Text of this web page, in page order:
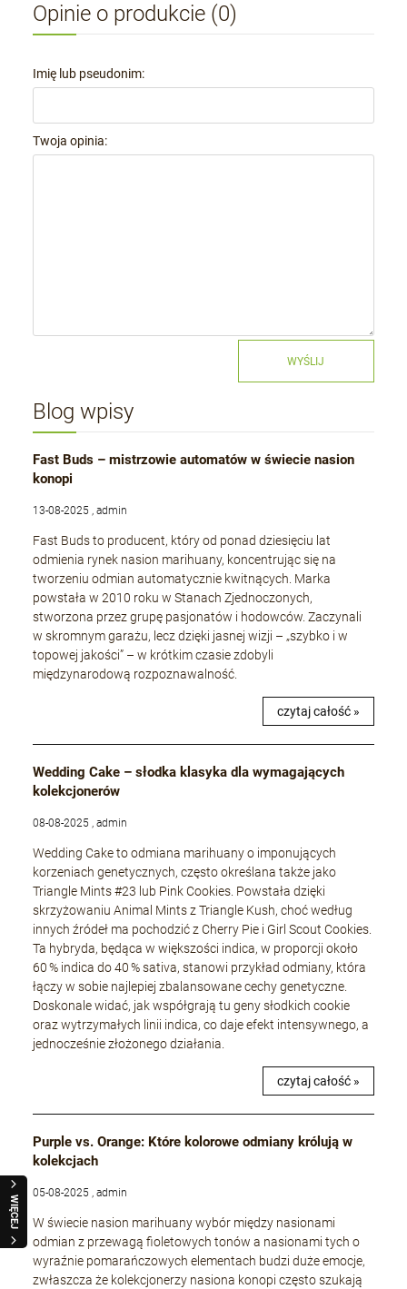
WIĘCEJ
Opinie o produkcie (0)
Imię lub pseudonim:
Twoja opinia:
WYŚLIJ
Blog wpisy
Fast Buds – mistrzowie automatów w świecie nasion
konopi
13-08-2025 , admin
Fast Buds to producent, który od ponad dziesięciu lat
odmienia rynek nasion marihuany, koncentrując się na
tworzeniu odmian automatycznie kwitnących. Marka
powstała w 2010 roku w Stanach Zjednoczonych,
stworzona przez grupę pasjonatów i hodowców. Zaczynali
w skromnym garażu, lecz dzięki jasnej wizji – „szybko i w
topowej jakości” – w krótkim czasie zdobyli
międzynarodową rozpoznawalność.
czytaj całość »
Wedding Cake – słodka klasyka dla wymagających
kolekcjonerów
08-08-2025 , admin
Wedding Cake to odmiana marihuany o imponujących
korzeniach genetycznych, często określana także jako
Triangle Mints #23 lub Pink Cookies. Powstała dzięki
skrzyżowaniu Animal Mints z Triangle Kush, choć według
innych źródeł ma pochodzić z Cherry Pie i Girl Scout Cookies.
Ta hybryda, będąca w większości indica, w proporcji około
60 % indica do 40 % sativa, stanowi przykład odmiany, która
łączy w sobie najlepiej zbalansowane cechy genetyczne.
Doskonale widać, jak współgrają tu geny słodkich cookie
oraz wytrzymałych linii indica, co daje efekt intensywnego, a
jednocześnie złożonego działania.
czytaj całość »
Purple vs. Orange: Które kolorowe odmiany królują w
kolekcjach
05-08-2025 , admin
W świecie nasion marihuany wybór między nasionami
odmian z przewagą fioletowych tonów a nasionami tych o
wyraźnie pomarańczowych elementach budzi duże emocje,
zwłaszcza że kolekcjonerzy nasiona konopi często szukają